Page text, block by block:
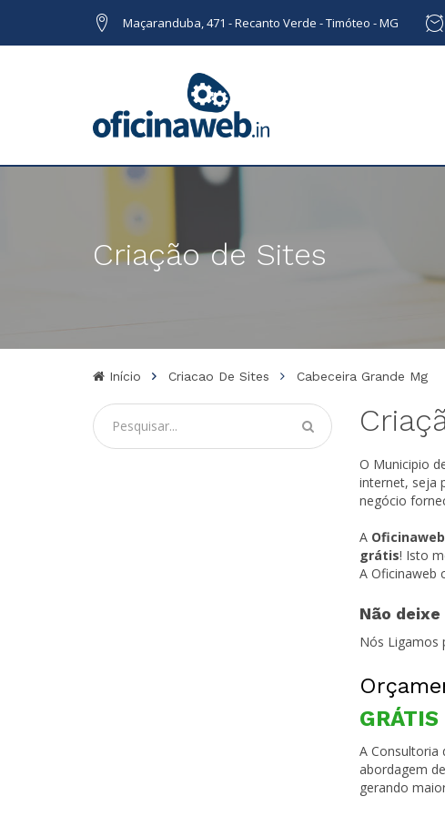
Maçaranduba, 471 - Recanto Verde - Timóteo - MG
Criação de Sites
Início Criacao De Sites Cabeceira Grande Mg
O Municipio
internet, seja
negócio
A Oficinaweb
grátis! Isto
A Oficinaweb
Não
Nós Ligamos
GRÁTIS
A Consultoria
abordagem
gerando